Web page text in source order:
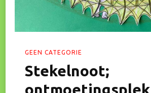
GEEN CATEGORIE
Stekelnoot;